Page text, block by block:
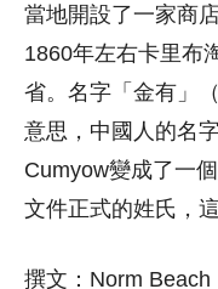
當地開設了一家商
1860年左右卡里布
省。名字「金有」
意思，中國人的名
Cumyow變成了一
文件正式的姓氏，
撰文：Norm Beach